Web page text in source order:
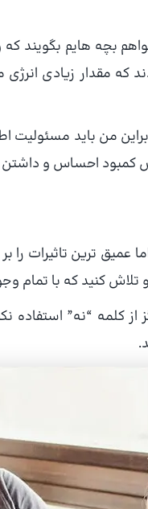
بچه هایم بگویند که
مقدار زیادی انرژی
من باید
کمبود احساس و
عمیق ترین تاثیرات
کنید که با تمام
از کلمه “نه”